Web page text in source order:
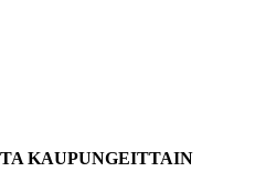
KAUPUNGEITTAIN